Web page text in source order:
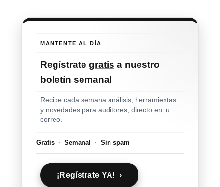
MANTENTE AL DÍA
Regístrate gratis a nuestro
boletín semanal
Recibe cada semana análisis, herramientas
y novedades para auditores, directo en tu
correo.
Gratis · Semanal · Sin spam
¡Regístrate YA! ›